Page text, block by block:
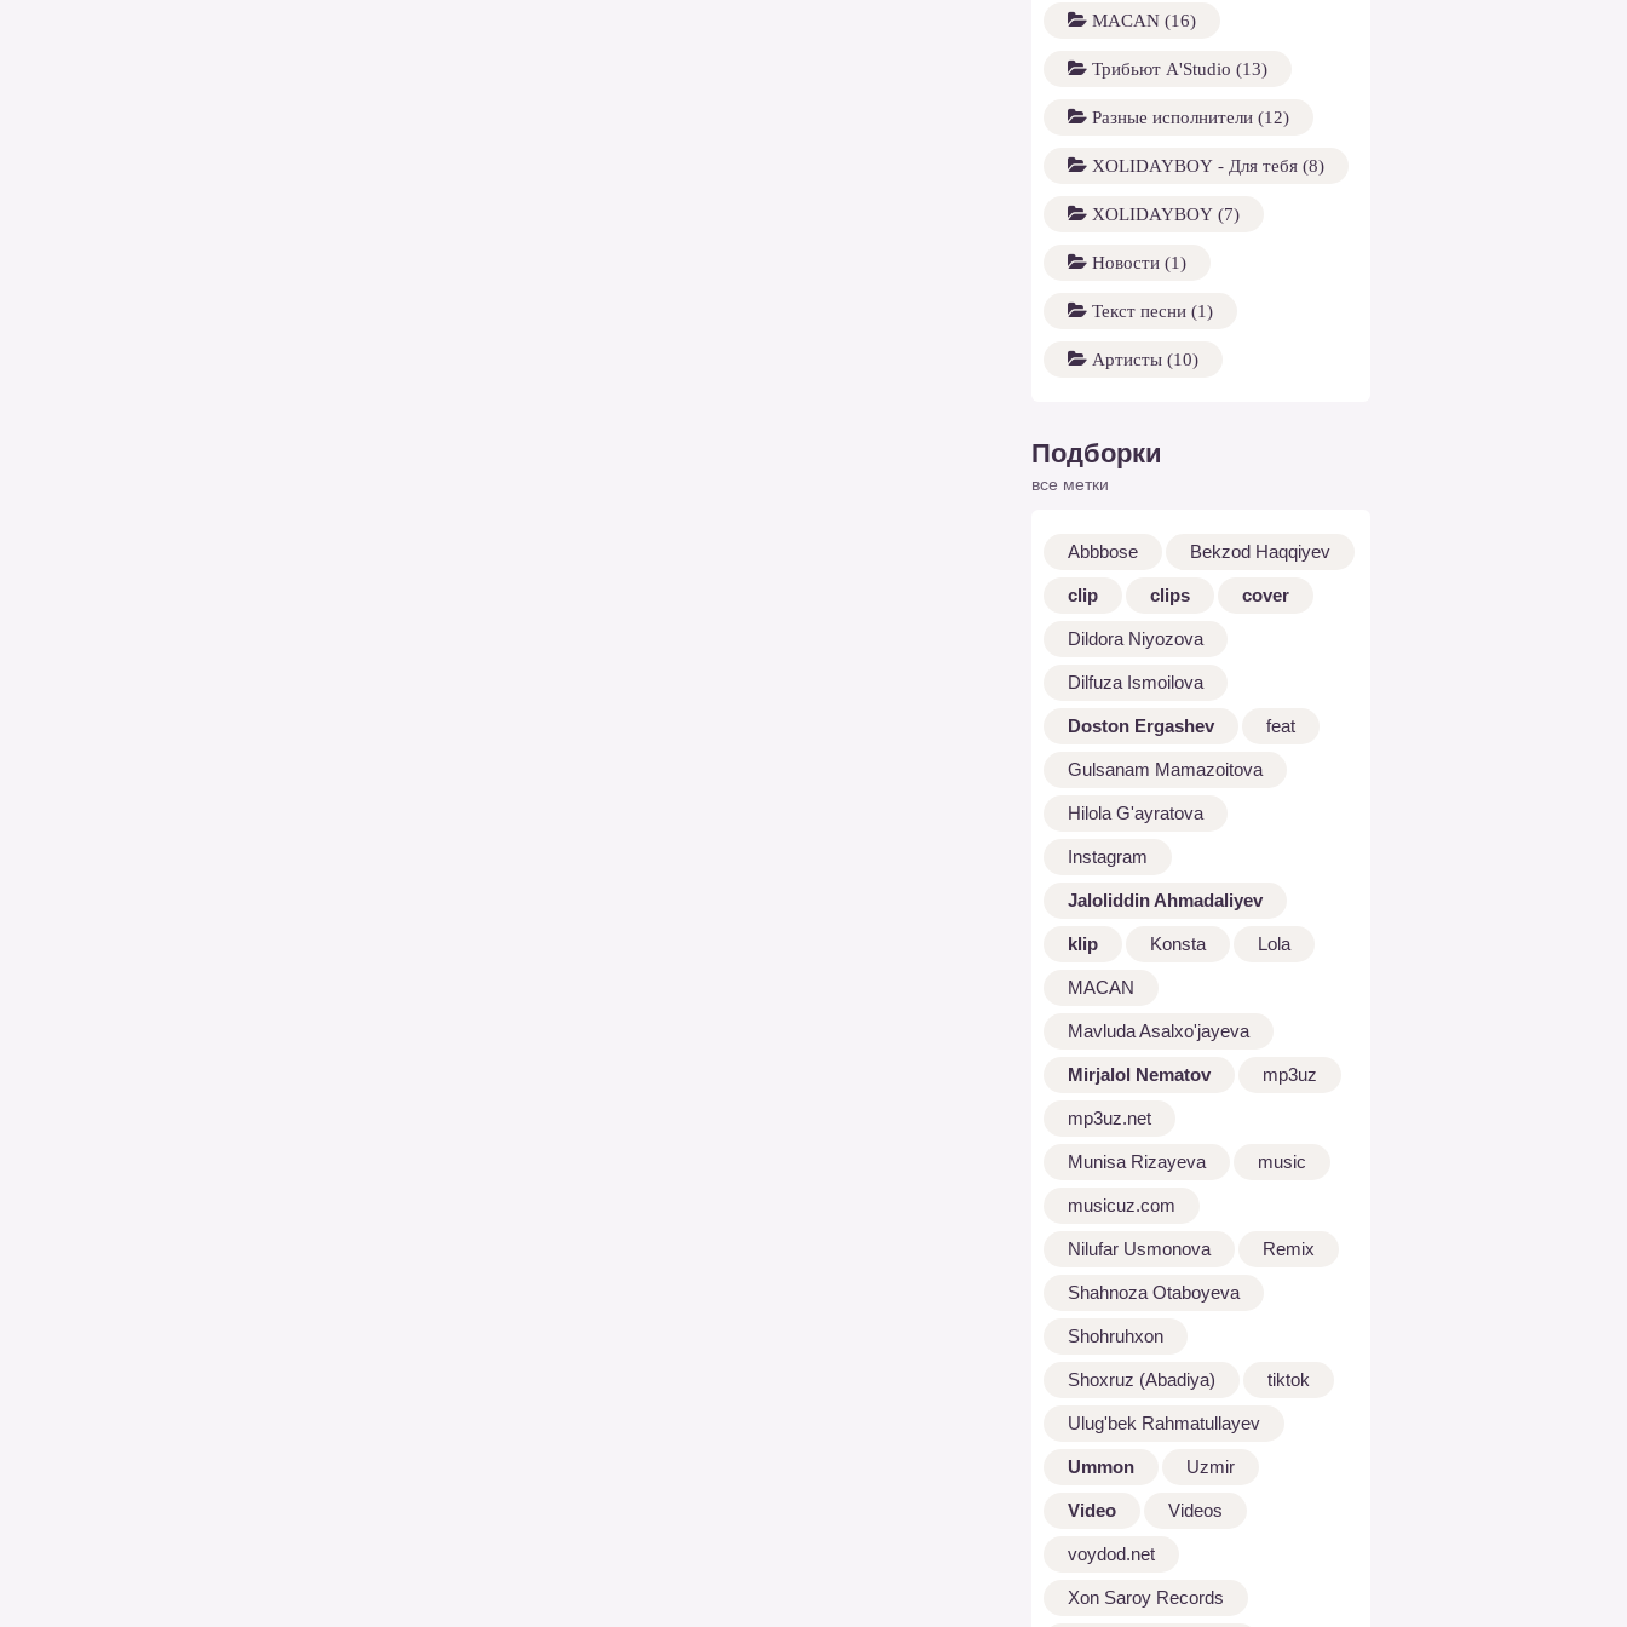
MACAN (16)
Трибьют A'Studio (13)
Разные исполнители (12)
XOLIDAYBOY - Для тебя (8)
XOLIDAYBOY (7)
Новости (1)
Текст песни (1)
Артисты (10)
Подборки
все метки
Abbbose Bekzod Haqqiyev
clip clips cover
Dildora Niyozova
Dilfuza Ismoilova
Doston Ergashev feat
Gulsanam Mamazoitova
Hilola G'ayratova
Instagram
Jaloliddin Ahmadaliyev
klip Konsta Lola
MACAN
Mavluda Asalxo'jayeva
Mirjalol Nematov mp3uz
mp3uz.net
Munisa Rizayeva music
musicuz.com
Nilufar Usmonova Remix
Shahnoza Otaboyeva
Shohruhxon
Shoxruz (Abadiya) tiktok
Ulug'bek Rahmatullayev
Ummon Uzmir
Video Videos
voydod.net
Xon Saroy Records